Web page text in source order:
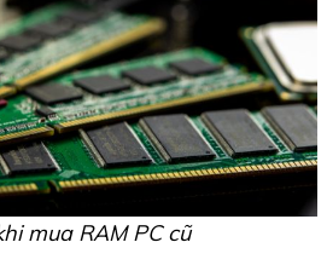
mua RAM PC cũ